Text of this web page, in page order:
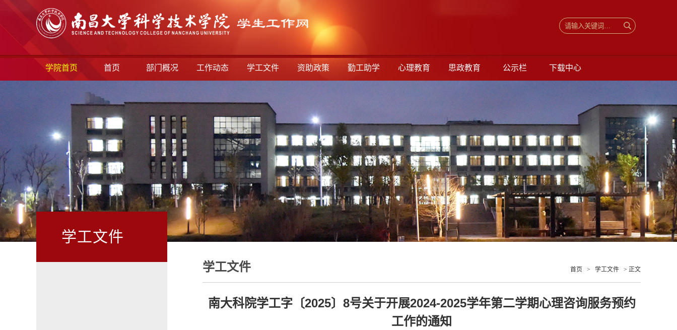
学院首页 首页 部门概况 工作动态 学工文件 资助政策 勤工助学 心理教育 思政教育 公示栏 下载中心
学工文件
学工文件 首页 > 学工文件 > 正文
南大科院学工字〔2025〕8号关于开展2024-2025学年第二学期心理咨询服务预约
工作的通知